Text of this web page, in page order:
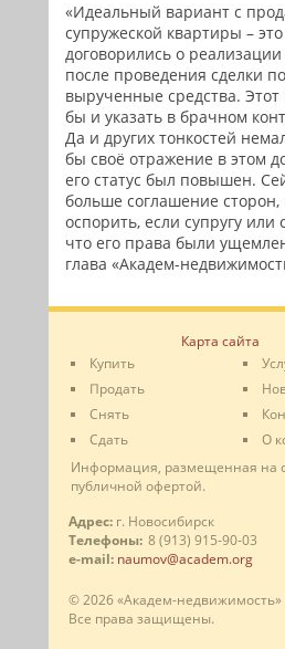
«Идеальный вариант с
супружеской квартиры –
договорились о
после проведения сделки
вырученные средства.
бы и указать в брачном
Да и других тонкостей
бы своё отражение в этом
его статус был повышен.
больше соглашение сторон,
оспорить, если супругу или
что его права были
глава «Академ-
Карта сайта
Купить
Продать
Снять
Сдать
О
Информация, размещенная на
публичной офертой.
Адрес: г. Новосибирск
Телефоны: 8 (913) 915-90-03
e-mail: naumov@academ.org
© 2026 «Академ-недвижимость»
Все права защищены.